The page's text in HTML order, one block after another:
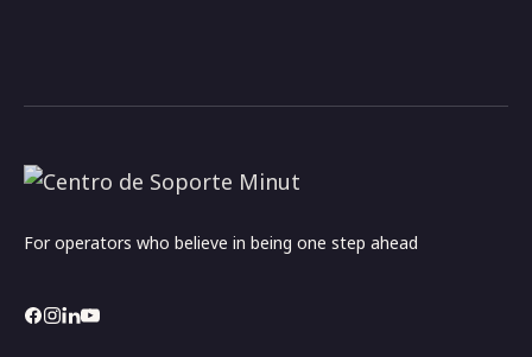
For operators who believe in being one step ahead